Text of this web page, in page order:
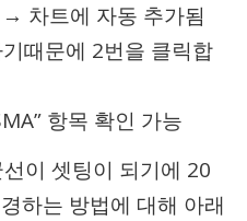
차트에 자동 추가됨
때문에 2번을 클릭합
항목 확인 가능
이 셋팅이 되기에 20
하는 방법에 대해 아래